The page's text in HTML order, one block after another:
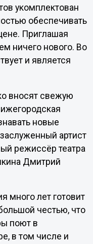
укомплектован
обеспечивать
Приглашая
ничего нового. Во
и является
вносят свежую
новые
артист
режиссёр театра
Дмитрий
много лет готовит
честью, что
поют в
в том числе и